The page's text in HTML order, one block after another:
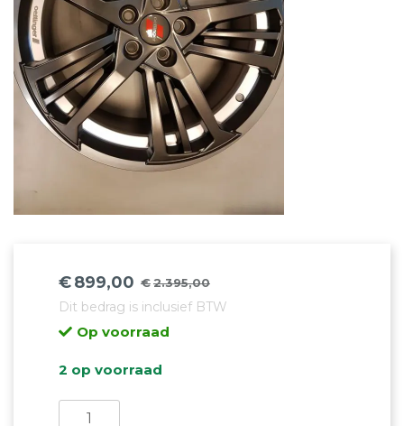
€2.395,00
Oorspronkelijke
prijs
was:
€2.395,00.
€899,00
Huidige
prijs
is:
€899,00.
Dit bedrag is inclusief BTW
Op voorraad
2 op voorraad
Oettinger